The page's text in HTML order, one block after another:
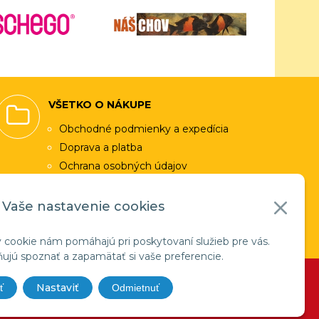
Vaše nastavenie cookies
cookie nám pomáhajú pri poskytovaní služieb pre vás.
spoznať a zapamätať si vaše preferencie.
Nastaviť Odmietnuť
VŠETKO O NÁKUPE
Obchodné podmienky a expedícia
Doprava a platba
Ochrana osobných údajov
- 2026 ANIBIO - Specht Bio-Pharma,